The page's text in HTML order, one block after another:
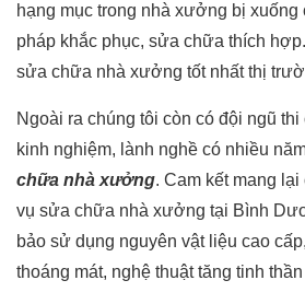
hạng mục trong nhà xưởng bị xuống
pháp khắc phục, sửa chữa thích
sửa chữa nhà xưởng tốt nhất thị
Ngoài ra chúng tôi còn có đội ngũ
kinh nghiệm, lành nghề có nhiều
chữa nhà xưởng. Cam kết mang
vụ sửa chữa nhà xưởng tại Bình
bảo sử dụng nguyên vật liệu cao
thoáng mát, nghệ thuật tăng tinh